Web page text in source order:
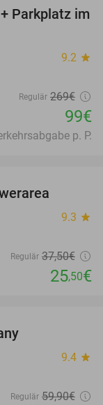
63%
Parkplatz im
9.2 star
Regulär 269€
99€
p. P.
9.3 star
Regulär 37,50€
25,50€
9.4 star
Regulär 59,90€